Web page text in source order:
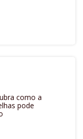
como a
pode